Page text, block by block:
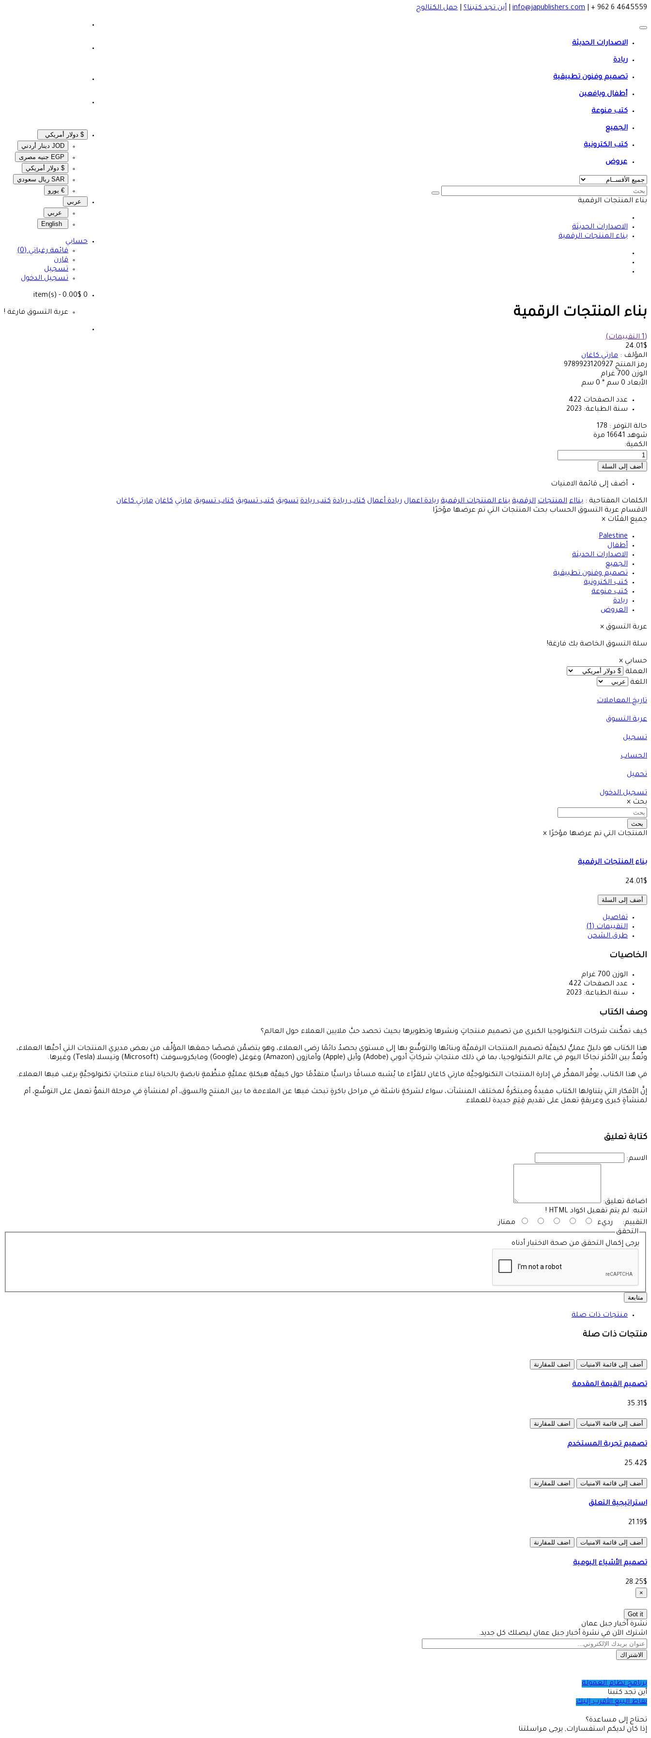
4645559 6 962 +
info@japublishers.com أين تجد كتبنا؟ حمل الكتالوج
$ دولار أمريكي
JOD دينار أردني
EGP جنيه مصرى‎
$ دولار أمريكي
SAR ريال سعودي
€ يورو
عربي
عربي
حسابي
قائمة رغباتي (0)
قارن
تسجيل
تسجيل الدخول
0
- 0.00$
عربة التسوق فارغة !
الاصدارات الحديثة
ريادة
تصميم وفنون تطبيقية
أطفال ويافعين
كتب منوعة
الجميع
كتب الكترونية
عروض
بناء المنتجات الرقمية
الاصدارات الحديثة
بناء المنتجات الرقمية
بناء المنتجات الرقمية
(1 التقييمات)
24.01$
المؤلف : مارتي كاغان
رمز المنتج 9789923120927
الوزن 700 غرام
الأبعاد 0 سم * 0 سم
عدد الصفحات 422
سنة الطباعة: 2023
حالة التوفر : 178
شوهد 16641 مرة
الكمية:
أضف إلى قائمة الامنيات
الكلمات المفتاحية : بنااء المنتجات الرقمية بناء المنتجات الرقمية ريادة اعمال ريادة أعمال كتاب ريادة كتب ريادة تسويق كتب تسويق كتاب تسويق مارتي كاغان مارتي كاغان
الاقسام عربة التسوق الحساب بحث المنتجات التي تم عرضها مؤخرًا
جميع الفئات ×
Palestine
أطفال
الاصدارات الحديثة
الجميع
تصميم وفنون تطبيقية
كتب الكترونية
كتب منوعة
ريادة
العروض
عربة التسوق ×
سلة التسوق الخاصة بك فارغة!
حسابي ×
العملة
اللغة
تاريخ المعاملات
عربة التسوق
تسجيل
الحساب
تحميل
تسجيل الدخول
بحث ×
بحث
المنتجات التي تم عرضها مؤخرًا ×
بناء المنتجات الرقمية
24.01$
أضف إلى السلة
تفاصيل
التقييمات (1)
طرق الشحن
الخاصيات
الوزن 700 غرام
عدد الصفحات 422
سنة الطباعة: 2023
وصف الكتاب
كيف تمكَّنت شركات التكنولوجيا الكبرى من تصميم منتجاتٍ ونشرها وتطويرها بحيث تحصد حبَّ ملايين العملاء حول العالم؟
هذا الكتاب هو دليلٌ عمليٌّ لكيفيَّة تصميم المنتجات الرقميَّة وبنائها والتوسُّع بها إلى مستوى يحصدُ دائمًا رضى العملاء، وهو يتضمَّن قصصًا جمعَها المؤلِّف من بعض مديري المنتجات التي أحبَّها العملاء،
وتُعدُّ بين الأكثر نجاحًا اليوم في عالم التكنولوجيا، بما في ذلك منتجاتِ شركاتِ أدوبي (Adobe) وأبل (Apple) وأمازون (Amazon) وغوغل (Google) ومايكروسوفت (Microsoft) وتيسلا (Tesla) وغيرها.
في هذا الكتاب، يوفِّر المفكِّر في إدارة المنتجات التكنولوجيَّة مارتي كاغان للقرَّاء ما يُشبه مساقًا دراسيًّا متقدِّمًا حول كيفيَّة هيكلةِ عمليَّةٍ منظَّمةٍ نابضةٍ بالحياة لبناء منتجاتٍ تكنولوجيَّةٍ يرغب فيها العملاء.
إنَّ الأفكار التي يتناولها الكتاب مفيدةٌ ومبتكَرةٌ لمختلف المنشآت، سواء لشركةٍ ناشئة في مراحل باكرةٍ تبحث فيها عن الملاءمة ما بين المنتج والسوق، أم لمنشأةٍ في مرحلة النموِّ تعمل على التوسُّع، أم
لمنشأةٍ كبرى وعريقةٍ تعمل على تقديم قِيَمٍ جديدة للعملاء.
كتابة تعليق
الاسم:
اضافة تعليق:
انتبه: لم يتم تفعيل اكواد HTML !
التقييم:
رديء
ممتاز
التحقق
يرجى إكمال التحقق من صحة الاختبار أدناه
متابعة
منتجات ذات صلة
منتجات ذات صلة
أضف إلى قائمة الامنيات اضف للمقارنة
تصميم القيمة المقدمة
35.31$
أضف إلى قائمة الامنيات اضف للمقارنة
تصميم تجربة المستخدم
25.42$
أضف إلى قائمة الامنيات اضف للمقارنة
استراتيجية التعلق
21.19$
أضف إلى قائمة الامنيات اضف للمقارنة
تصميم الأشياء اليومية
28.25$
×
Got it
نشرة أخبار جبل عمان
اشترك الآن في نشرة أخبار جبل عمان ليصلك كل جديد.
الاشتراك
برنامج نظام العمولة
أين تجد كتبنا
نقاط البيع الأقرب إليك
تحتاج إلى مساعدة؟
إذا كان لديكم استفسارات, يرجى مراسلتنا